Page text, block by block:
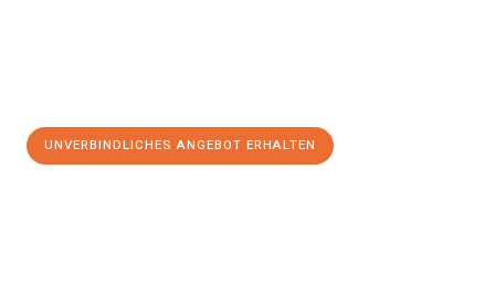
UNVERBINDLICHES ANGEBOT ERHALTEN